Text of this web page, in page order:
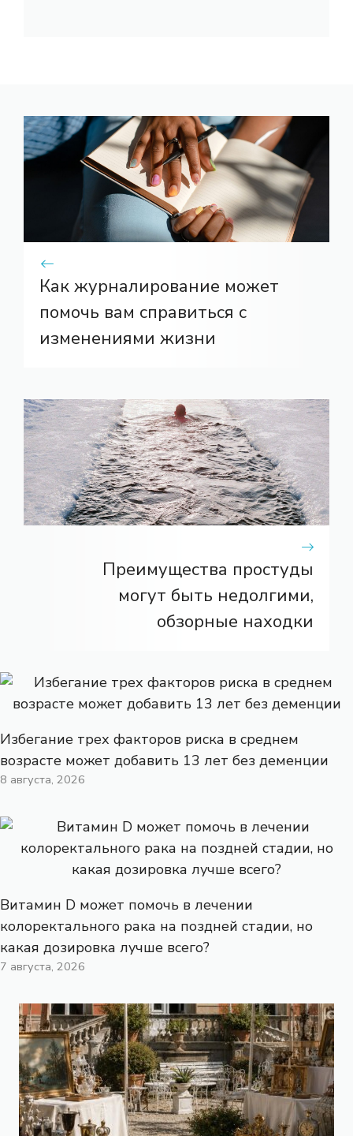
Как журналирование может
помочь вам справиться с
изменениями жизни
Преимущества простуды
могут быть недолгими,
обзорные находки
Избегание трех факторов риска в среднем
возрасте может добавить 13 лет без деменции
8 августа, 2026
Витамин D может помочь в лечении
колоректального рака на поздней стадии, но
какая дозировка лучше всего?
7 августа, 2026